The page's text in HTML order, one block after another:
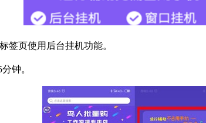
签页使用后台挂机功能。
分钟。